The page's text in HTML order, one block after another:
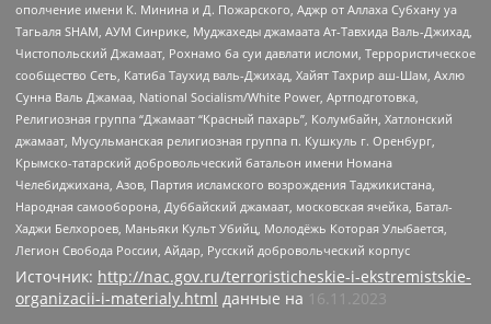
ополчение имени К. Минина и Д. Пожарского, Аджр от Аллаха Субхану уа
Тагьаля SHAM, АУМ Синрике, Муджахеды джамаата Ат-Тавхида Валь-Джихад,
Чистопольский Джамаат, Рохнамо ба суи давлати исломи, Террористическое
сообщество Сеть, Катиба Таухид валь-Джихад, Хайят Тахрир аш-Шам, Ахлю
Сунна Валь Джамаа, National Socialism/White Power, Артподготовка,
Религиозная группа “Джамаат “Красный пахарь”, Колумбайн, Хатлонский
джамаат, Мусульманская религиозная группа п. Кушкуль г. Оренбург,
Крымско-татарский добровольческий батальон имени Номана
Челебиджихана, Азов, Партия исламского возрождения Таджикистана,
Народная самооборона, Дуббайский джамаат, московская ячейка, Батал-
Хаджи Белхороев, Маньяки Культ Убийц, Молодёжь Которая Улыбается,
Легион Свобода России, Айдар, Русский добровольческий корпус
Источник: http://nac.gov.ru/terroristicheskie-i-ekstremistskie-
organizacii-i-materialy.html данные на
16.11.2023